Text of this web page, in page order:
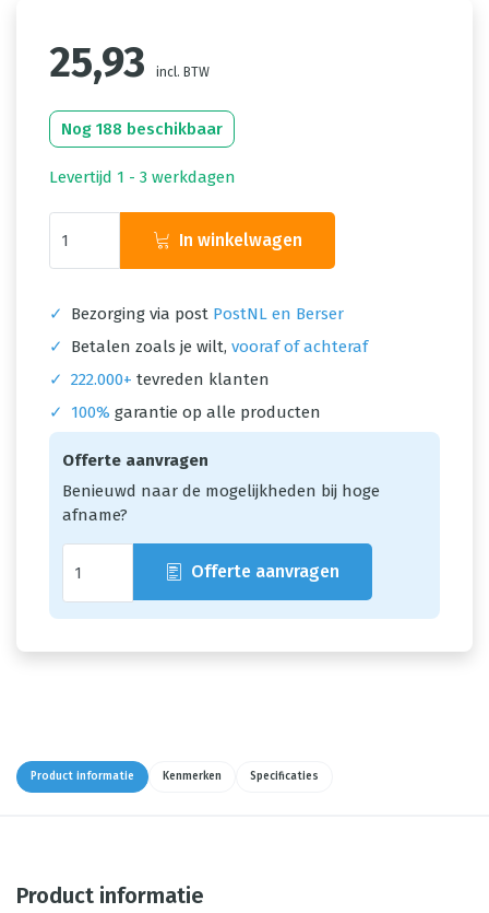
25,93 incl. BTW
Nog 188 beschikbaar
Levertijd 1 - 3 werkdagen
In winkelwagen
✓ Bezorging via post PostNL en Berser
✓
Betalen zoals je wilt, vooraf of achteraf
✓ 222.000+ tevreden klanten
✓
100% garantie op alle producten
Offerte aanvragen
Benieuwd naar de mogelijkheden bij hoge
afname?
Offerte aanvragen
Product informatie Kenmerken Specificaties
Product informatie